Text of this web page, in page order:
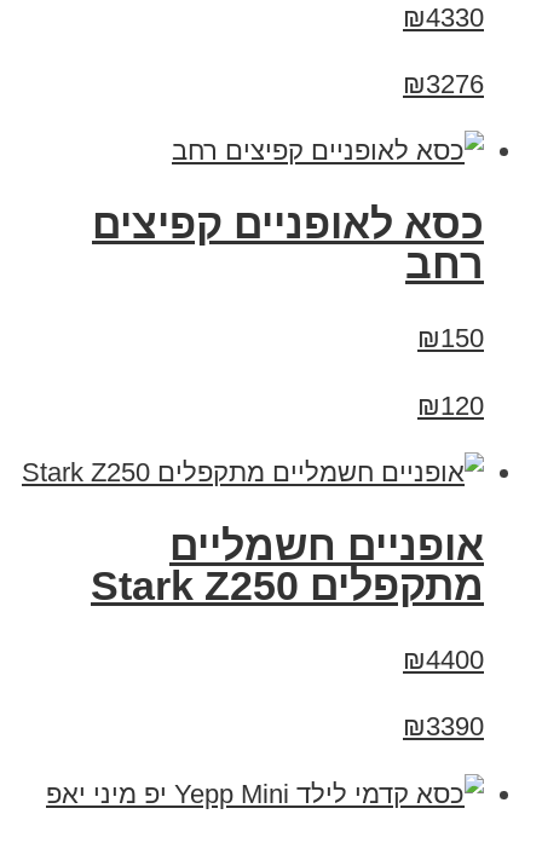
₪4330
₪3276
כסא לאופניים קפיצים
רחב
₪150
₪120
‏אופניים חשמליים
‏מתקפלים Stark Z250
₪4400
₪3390